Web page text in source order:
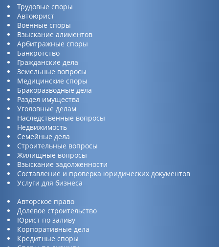
Трудовые споры
Автоюрист
Военные споры
Взыскание алиментов
Арбитражные споры
Банкротство
Гражданские дела
Земельные вопросы
Медицинские споры
Бракоразводные дела
Раздел имущества
Уголовные делам
Наследственные вопросы
Недвижимость
Семейные дела
Строительные вопросы
Жилищные вопросы
Взыскание задолженности
Составление и проверка юридических документов
Услуги для бизнеса
Авторское право
Долевое строительство
Юрист по заливу
Корпоративные дела
Кредитные споры